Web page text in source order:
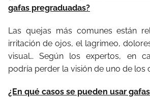
gafas pregraduadas?
Las quejas más comunes están
irritación de ojos, el lagrimeo,
visual… Según los expertos, en
podría perder la visión de uno de los
¿En qué casos se pueden usar